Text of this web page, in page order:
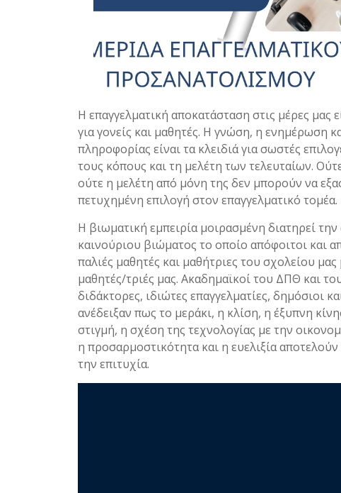
Η επαγγελματική αποκατάσταση στις μέρες μας
για γονείς και μαθητές. Η γνώση, η ενημέρωση
πληροφορίας είναι τα κλειδιά για σωστές
τους κόπους και τη μελέτη των τελευταίων.
ούτε η μελέτη από μόνη της δεν μπορούν να
πετυχημένη επιλογή στον επαγγελματικό τομέα.
Η βιωματική εμπειρία μοιρασμένη διατηρεί
καινούριου βιώματος το οποίο απόφοιτοι και
παλιές μαθητές και μαθήτριες του σχολείου
μαθητές/τριές μας. Ακαδημαϊκοί του ΔΠΘ και
διδάκτορες, ιδιώτες επαγγελματίες, δημόσιοι
ανέδειξαν πως το μεράκι, η κλίση, η έξυπνη
στιγμή, η σχέση της τεχνολογίας με την
η προσαρμοστικότητα και η ευελιξία αποτελούν
την επιτυχία.